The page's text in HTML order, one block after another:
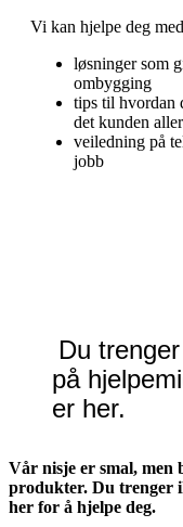
Vi kan hjelpe deg
løsninger som
ombygging
tips til hvordan
det kunden
veiledning på
jobb
Du
på
er her.
Vår nisje er smal, men
produkter. Du trenger
her for å hjelpe deg.